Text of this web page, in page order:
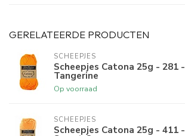
GERELATEERDE PRODUCTEN
SCHEEPJES
Scheepjes Catona 25g - 281 -
Tangerine
Op voorraad
SCHEEPJES
Scheepjes Catona 25g - 411 -